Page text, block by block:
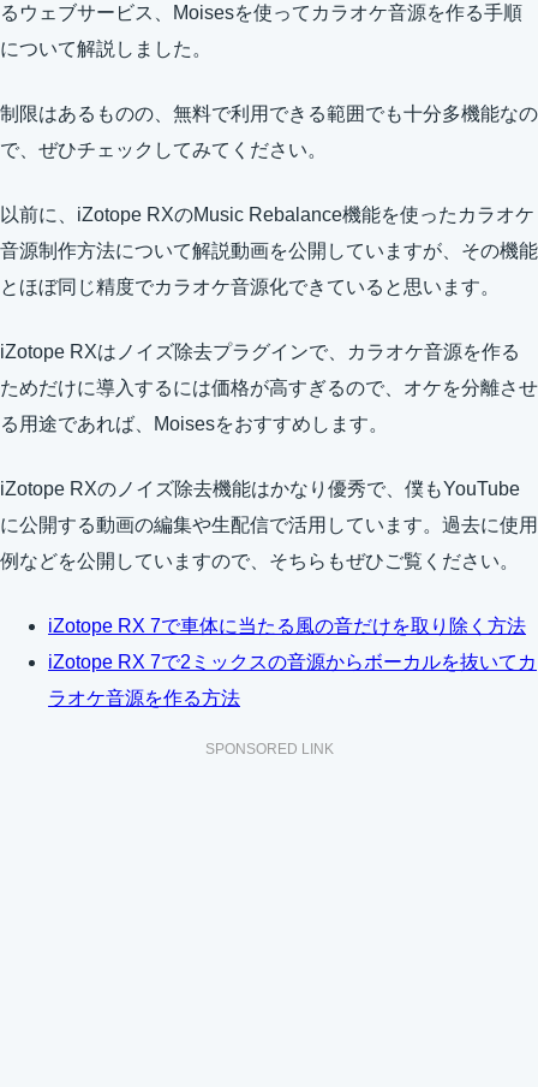
るウェブサービス、Moisesを使ってカラオケ音源を作る手順
について解説しました。
制限はあるものの、無料で利用できる範囲でも十分多機能なの
で、ぜひチェックしてみてください。
以前に、iZotope RXのMusic Rebalance機能を使ったカラオケ
音源制作方法について解説動画を公開していますが、その機能
とほぼ同じ精度でカラオケ音源化できていると思います。
iZotope RXはノイズ除去プラグインで、カラオケ音源を作る
ためだけに導入するには価格が高すぎるので、オケを分離させ
る用途であれば、Moisesをおすすめします。
iZotope RXのノイズ除去機能はかなり優秀で、僕もYouTube
に公開する動画の編集や生配信で活用しています。過去に使用
例などを公開していますので、そちらもぜひご覧ください。
iZotope RX 7で車体に当たる風の音だけを取り除く方法
iZotope RX 7で2ミックスの音源からボーカルを抜いてカ
ラオケ音源を作る方法
SPONSORED LINK